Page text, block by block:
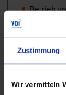
Zustimmung
Wir vermitteln
Betrieb